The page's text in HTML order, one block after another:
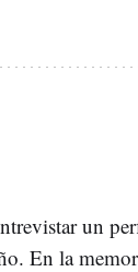
un
En la